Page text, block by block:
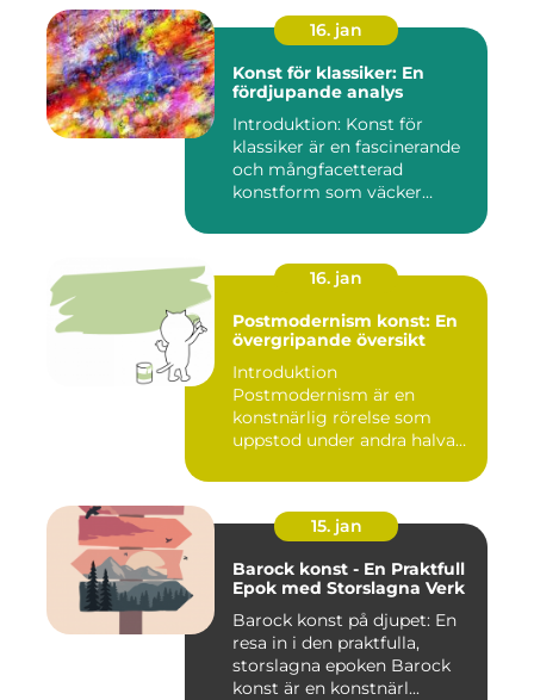
16. jan
Konst för klassiker: En
fördjupande analys
Introduktion: Konst för
klassiker är en fascinerande
och mångfacetterad
konstform som väcker
16. jan
Postmodernism konst: En
övergripande översikt
Introduktion
Postmodernism är en
konstnärlig rörelse som
uppstod under andra halvan
15. jan
Barock konst - En Praktfull
Epok med Storslagna Verk
Barock konst på djupet: En
resa in i den praktfulla,
storslagna epoken Barock
konst är en konstnärl...